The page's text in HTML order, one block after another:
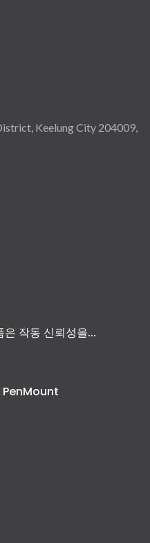
Keelung City 204009,
작동 신뢰성을...
PenMount